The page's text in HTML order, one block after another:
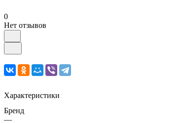
0
Нет отзывов
Характеристики
Бренд
—